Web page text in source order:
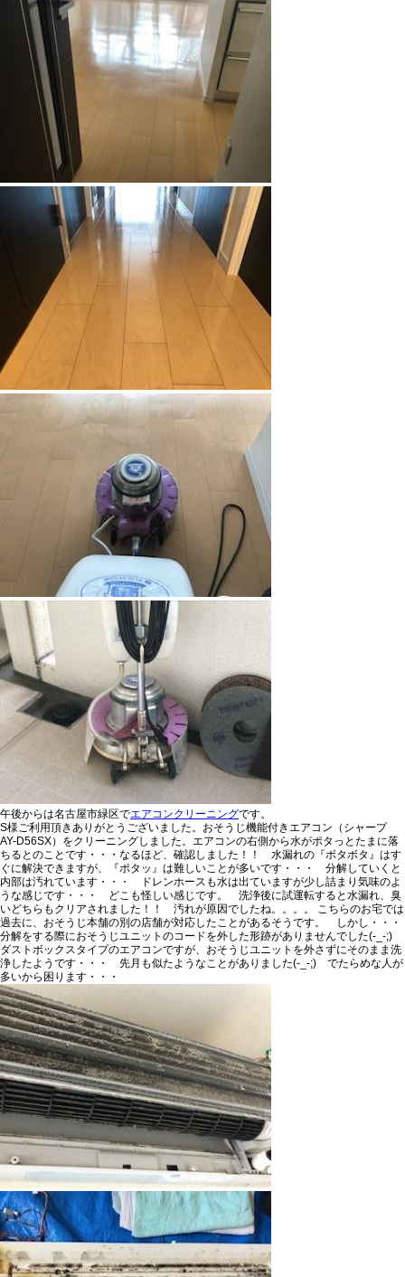
午後からは名古屋市緑区でエアコンクリーニングです。
S様ご利用頂きありがとうございました。 おそうじ機能付きエアコン（シャープ
AY-D56SX）をクリーニングしました。 エアコンの右側から水がポタっとたまに落
ちる とのことです・・・なるほど、確認しました！！ 水漏れの『ボタボタ』はす
ぐに解決できますが、『ポタッ』は難しいことが多いです・・・ 分解していくと
内部は汚れています ・・・ ドレンホースも水は出ていますが少し詰まり気味のよ
うな感じです・・・ どこも怪しい感じです。 洗浄後に試運転すると水漏れ、臭
いどちらもクリアされました！！ 汚れが原因でしたね。。。。 こちらのお宅では
過去に、おそうじ本舗の別の店舗が対応したことがあるそうです。 しかし・・・
分解をする際におそうじユニットのコードを外した形跡がありませんでした(-_-;)
ダストボックスタイプのエアコンですが、おそうじユニットを外さずにそのまま洗
浄したようです・・・ 先月も似たようなことがありました(-_-;) でたらめな人が
多いから困ります・・・